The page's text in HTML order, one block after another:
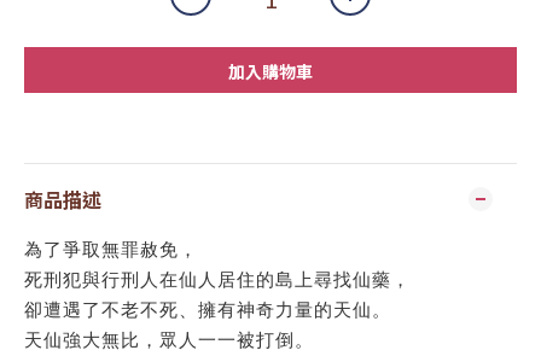
加入購物車
商品描述
為了爭取無罪赦免，
死刑犯與行刑人在仙人居住的島上尋找仙藥，
卻遭遇了不老不死、擁有神奇力量的天仙。
天仙強大無比，眾人一一被打倒。